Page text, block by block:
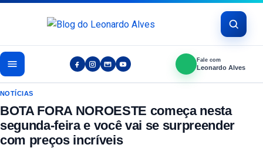
Pular para o conteúdo
Fale com
Leonardo Alves
NOTÍCIAS
BOTA FORA NOROESTE começa nesta
segunda-feira e você vai se surpreender
com preços incríveis